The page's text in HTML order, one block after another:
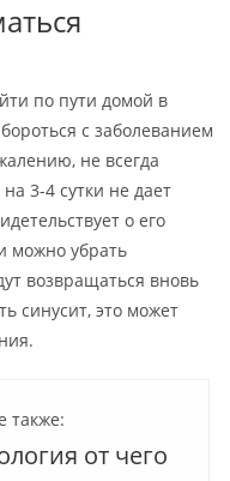
по пути домой в
с заболеванием
не всегда
3-4 сутки не дает
о его
можно убрать
возвращаться вновь
синусит, это может
также:
от чего